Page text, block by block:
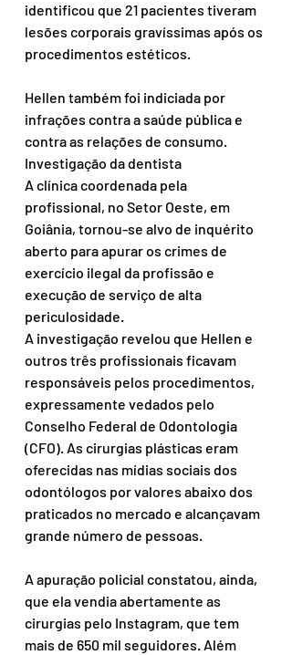
identificou que 21 pacientes tiveram
lesões corporais gravíssimas após os
procedimentos estéticos.
Hellen também foi indiciada por
infrações contra a saúde pública e
contra as relações de consumo.
Investigação da dentista
A clínica coordenada pela
profissional, no Setor Oeste, em
Goiânia, tornou-se alvo de inquérito
aberto para apurar os crimes de
exercício ilegal da profissão e
execução de serviço de alta
periculosidade.
A investigação revelou que Hellen e
outros três profissionais ficavam
responsáveis pelos procedimentos,
expressamente vedados pelo
Conselho Federal de Odontologia
(CFO). As cirurgias plásticas eram
oferecidas nas mídias sociais dos
odontólogos por valores abaixo dos
praticados no mercado e alcançavam
grande número de pessoas.
A apuração policial constatou, ainda,
que ela vendia abertamente as
cirurgias pelo Instagram, que tem
mais de 650 mil seguidores. Além